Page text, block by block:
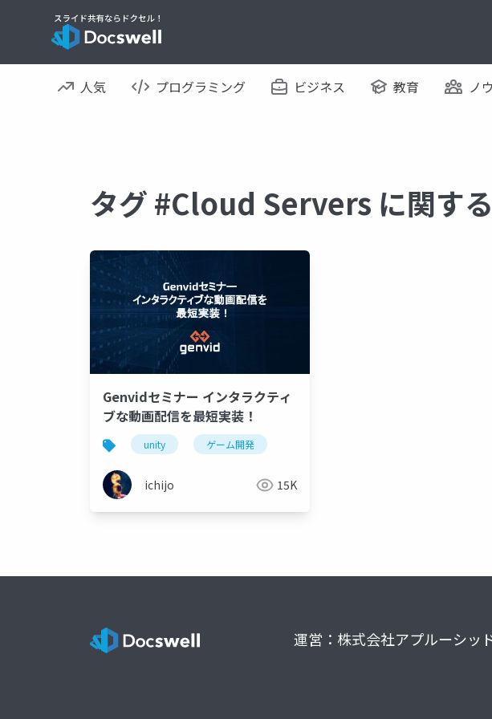
人気 プログラミング ビジネス 教育 ノ
タグ #Cloud Servers に関す
Genvidセミナー インタラクティ
ブな動画配信を最短実装！
unity ゲーム開発
ichijo 15K
運営：株式会社アプルーシッ